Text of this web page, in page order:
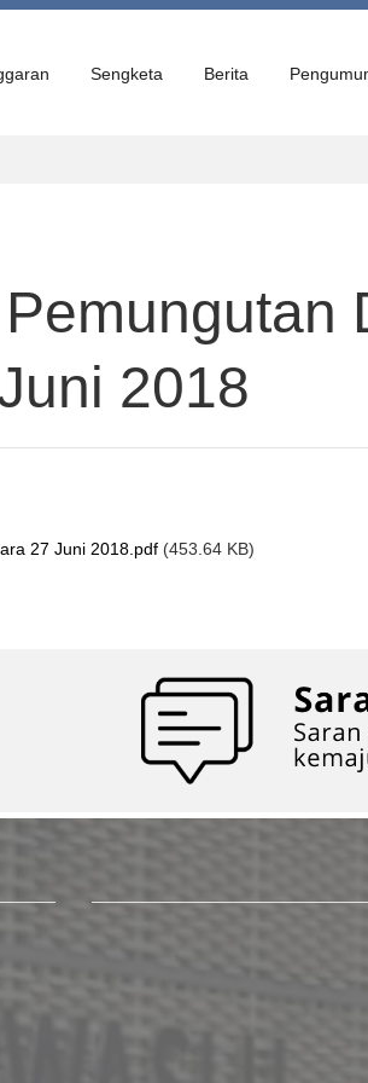
Sengketa Berita
2018
27 Juni 2018.pdf (453.64 KB)